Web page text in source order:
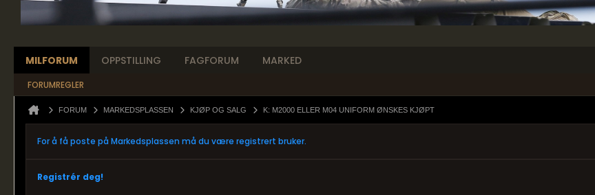
MILFORUM OPPSTILLING FAGFORUM MARKED
FORUMREGLER
FORUM MARKEDSPLASSEN KJØP OG SALG K: M2000 ELLER M04 UNIFORM ØNSKES KJØPT
For å få poste på Markedsplassen må du være registrert bruker.
Registrér deg!